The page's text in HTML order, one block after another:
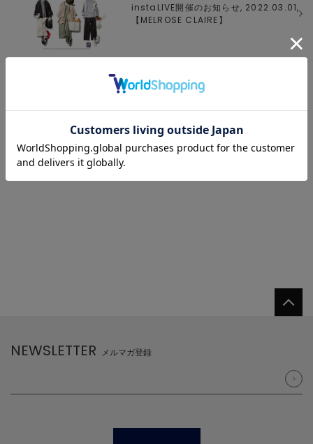
instaLIVE開催のお知らせ, 2022.03.01,
【 MELROSE CLAIRE 】
1/1 ページ全3件
1
NEWSLETTER メルマガ登録